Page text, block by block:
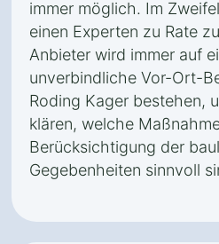
immer möglich. Im
einen Experten zu Rate
Anbieter wird immer auf
unverbindliche Vor-Ort-
Roding Kager bestehen,
klären, welche
Berücksichtigung der
Gegebenheiten sinnvoll